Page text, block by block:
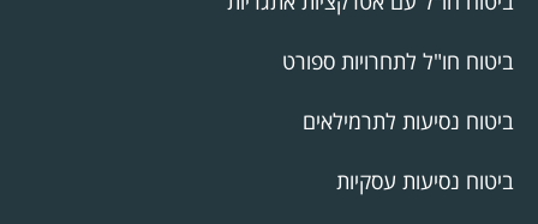
ביטוח חו"ל לתחרויות ספורט
ביטוח נסיעות לתרמילאים
ביטוח נסיעות עסקיות